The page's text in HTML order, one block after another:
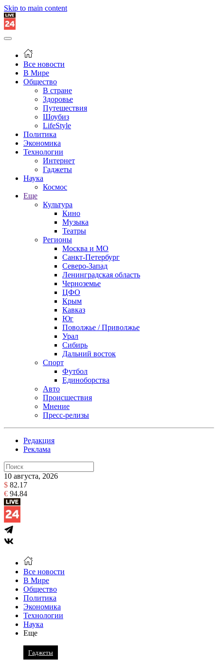
Skip to main content
Все новости
В Мире
Общество
В стране
Здоровье
Путешествия
Шоубиз
LifeStyle
Политика
Экономика
Технологии
Интернет
Гаджеты
Наука
Космос
Еще
Культура
Кино
Музыка
Театры
Регионы
Москва и МО
Санкт-Петербург
Северо-Запад
Ленинградская область
Черноземье
ЦФО
Крым
Кавказ
Юг
Поволжье / Приволжье
Урал
Сибирь
Дальний восток
Спорт
Футбол
Единоборства
Авто
Происшествия
Мнение
Пресс-релизы
Редакция
Реклама
10 августа, 2026
$ 82.17
€ 94.84
Все новости
В Мире
Общество
Политика
Экономика
Технологии
Наука
Еще
Гаджеты